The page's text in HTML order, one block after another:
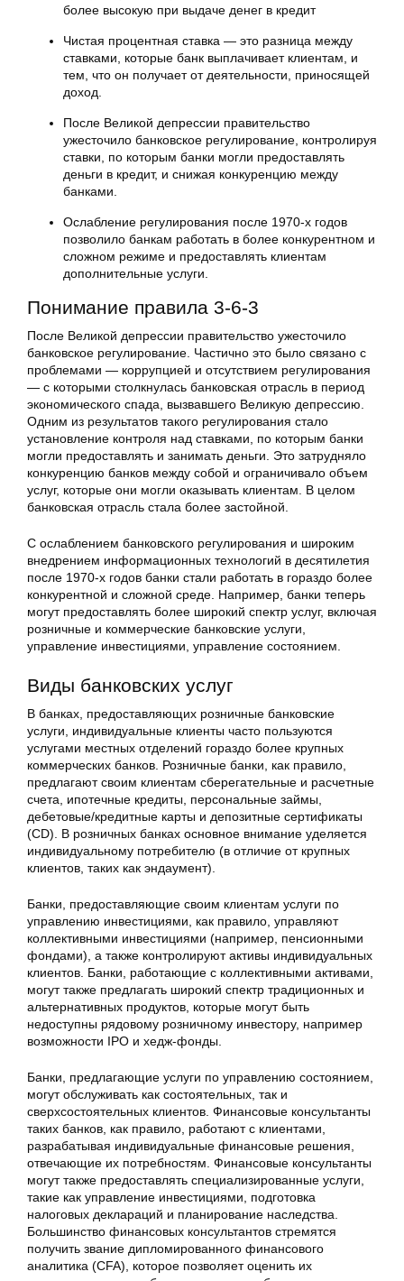
более высокую при выдаче денег в кредит
Чистая процентная ставка — это разница между
ставками, которые банк выплачивает клиентам, и
тем, что он получает от деятельности, приносящей
доход.
После Великой депрессии правительство
ужесточило банковское регулирование, контролируя
ставки, по которым банки могли предоставлять
деньги в кредит, и снижая конкуренцию между
банками.
Ослабление регулирования после 1970-х годов
позволило банкам работать в более конкурентном и
сложном режиме и предоставлять клиентам
дополнительные услуги.
Понимание правила 3-6-3
После Великой депрессии правительство ужесточило
банковское регулирование. Частично это было связано с
проблемами — коррупцией и отсутствием регулирования
— с которыми столкнулась банковская отрасль в период
экономического спада, вызвавшего Великую депрессию.
Одним из результатов такого регулирования стало
установление контроля над ставками, по которым банки
могли предоставлять и занимать деньги. Это затрудняло
конкуренцию банков между собой и ограничивало объем
услуг, которые они могли оказывать клиентам. В целом
банковская отрасль стала более застойной.
С ослаблением банковского регулирования и широким
внедрением информационных технологий в десятилетия
после 1970-х годов банки стали работать в гораздо более
конкурентной и сложной среде. Например, банки теперь
могут предоставлять более широкий спектр услуг, включая
розничные и коммерческие банковские услуги,
управление инвестициями, управление состоянием.
Виды банковских услуг
В банках, предоставляющих розничные банковские
услуги, индивидуальные клиенты часто пользуются
услугами местных отделений гораздо более крупных
коммерческих банков. Розничные банки, как правило,
предлагают своим клиентам сберегательные и расчетные
счета, ипотечные кредиты, персональные займы,
дебетовые/кредитные карты и депозитные сертификаты
(CD). В розничных банках основное внимание уделяется
индивидуальному потребителю (в отличие от крупных
клиентов, таких как эндаумент).
Банки, предоставляющие своим клиентам услуги по
управлению инвестициями, как правило, управляют
коллективными инвестициями (например, пенсионными
фондами), а также контролируют активы индивидуальных
клиентов. Банки, работающие с коллективными активами,
могут также предлагать широкий спектр традиционных и
альтернативных продуктов, которые могут быть
недоступны рядовому розничному инвестору, например
возможности IPO и хедж-фонды.
Банки, предлагающие услуги по управлению состоянием,
могут обслуживать как состоятельных, так и
сверхсостоятельных клиентов. Финансовые консультанты
таких банков, как правило, работают с клиентами,
разрабатывая индивидуальные финансовые решения,
отвечающие их потребностям. Финансовые консультанты
могут также предоставлять специализированные услуги,
такие как управление инвестициями, подготовка
налоговых деклараций и планирование наследства.
Большинство финансовых консультантов стремятся
получить звание дипломированного финансового
аналитика (CFA), которое позволяет оценить их